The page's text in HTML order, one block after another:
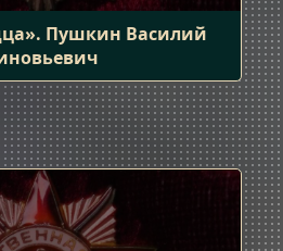
Пушкин Василий